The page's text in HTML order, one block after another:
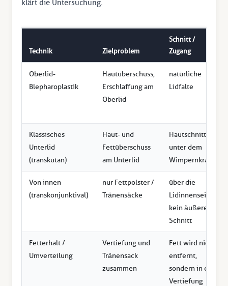
klärt die Untersuchung.
Technik Zielproblem
Schnitt /
Zugang
Oberlid-
Blepharoplastik
Hautüberschuss,
Erschlaffung am
Oberlid
natürliche
Lidfalte
Klassisches
Unterlid
(transkutan)
Haut- und
Fettüberschuss
am Unterlid
Hautschnitt
unter dem
Wimpernkranz
Von innen
(transkonjunktival)
nur Fettpolster /
Tränensäcke
über die
Lidinnenseite,
kein äußerer
Schnitt
Fetterhalt /
Umverteilung
Vertiefung und
Tränensack
zusammen
Fett wird nicht
entfernt,
sondern in die
Vertiefung